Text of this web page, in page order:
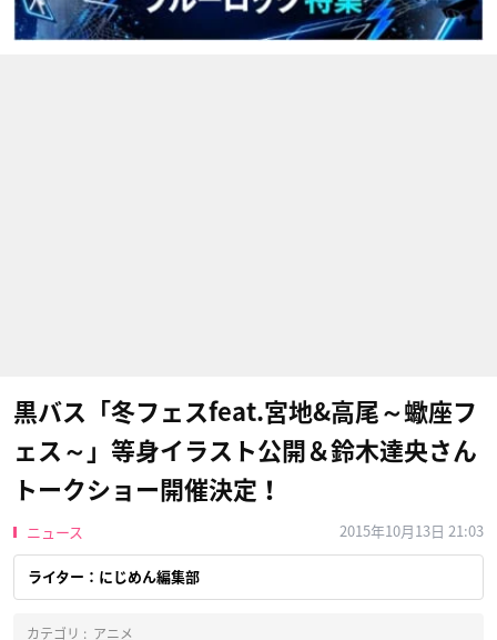
黒バス「冬フェスfeat.宮地&高尾～蠍座フ
ェス～」等身イラスト公開＆鈴木達央さん
トークショー開催決定！
ニュース 2015年10月13日 21:03
ライター：にじめん編集部
カテゴリ : アニメ